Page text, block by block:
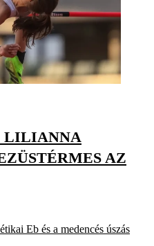
LILIANNA
AZ
Eb és a medencés úszás